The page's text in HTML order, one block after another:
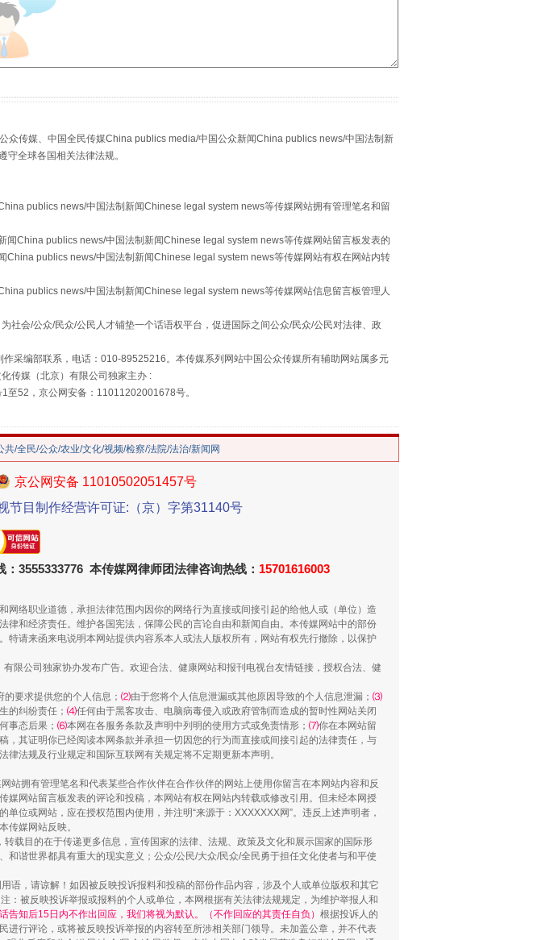
检察官
小红花
侵吞公款13万，颠沛流离20年
上天”
众传媒、中国全民传媒China publics media/中国公众新闻China publics news/中国法制新
全球各国相关法律法规。
publics news/中国法制新闻Chinese legal system news等传媒网站拥有管理笔名和留
China publics news/中国法制新闻Chinese legal system news等传媒网站留言板发表的
publics news/中国法制新闻Chinese legal system news等传媒网站有权在网站内转
publics news/中国法制新闻Chinese legal system news等传媒网站信息留言板管理人
会/公众/民众/公民人才铺垫一个话语权平台，促进国际之间公众/民众/公民对法律、政
采编部联系，电话：010-89525216。本传媒系列网站中国公众传媒所有辅助网站属多元
传媒（北京）有限公司独家主办 :
至52，京公网安备：11011202001678号。
共/全民/公众/农业/文化/视频/检察/法院/法治/新闻网
京公网安备 11010502051457号
节目制作经营许可证:（京）字第31140号
：3555333776 本传媒网律师团法律咨询热线： 15701616003
络职业道德，承担法律范围内因你的网络行为直接或间接引起的给他人或（单位）造
和经济责任。维护各国宪法，保障公民的言论自由和新闻自由。本传媒网站中的部份
请来函来电说明本网站提供内容系本人或法人版权所有，网站有权先行撤除，以保护
限公司独家协办发布广告。欢迎合法、健康网站和报刊电视台友情链接，授权合法、健
要求提供您的个人信息； ⑵由于您将个人信息泄漏或其他原因导致的个人信息泄漏； ⑶
的纠纷责任； ⑷任何由于黑客攻击、电脑病毒侵入或政府管制而造成的暂时性网站关闭
事态后果； ⑹本网在各服务条款及声明中列明的使用方式或免责情形； ⑺你在本网站留
其证明你已经阅读本网条款并承担一切因您的行为而直接或间接引起的法律责任，与
法规及行业规定和国际互联网有关规定将不定期更新本声明。
站拥有管理笔名和代表某些合作伙伴在合作伙伴的网站上使用你留言在本网站内容和反
网站留言板发表的评论和投稿，本网站有权在网站内转载或修改引用。但未经本网授
位或网站，应在授权范围内使用，并注明“来源于：XXXXXXX网”。违反上述声明者，
传媒网站反映。
载目的在于传递更多信息，宣传国家的法律、法规、政策及文化和展示国家的国际形
谐世界都具有重大的现实意义；公众/公民/大众/民众/全民勇于担任文化使者与和平使
语，请谅解！如因被反映投诉报料和投稿的部份作品内容，涉及个人或单位版权和其它
：被反映投诉举报或报料的个人或单位，本网根据有关法律法规规定，为维护举报人和
告知后15日内不作出回应，我们将视为默认。（不作回应的其责任自负） 根据投诉人的
行评论，或将被反映投诉举报的内容转至所涉相关部门领导。未加盖公章，并不代表